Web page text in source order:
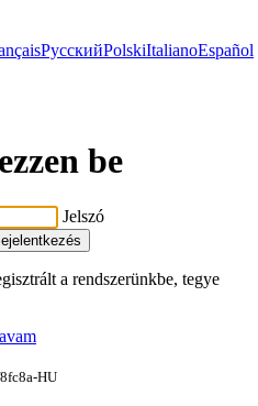
PусскийPolskiItalianoEspañol
be
Jelszó
a rendszerünkbe, tegye
HU